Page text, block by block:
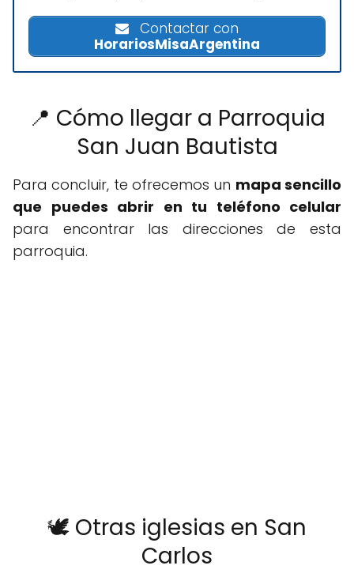
Contactar con
HorariosMisaArgentina
📍 Cómo llegar a Parroquia
San Juan Bautista
Para concluir, te ofrecemos un mapa sencillo
que puedes abrir en tu teléfono celular
para encontrar las direcciones de esta
parroquia.
🕊️ Otras iglesias en San
Carlos